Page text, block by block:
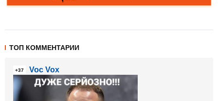
ТОП КОММЕНТАРИИ
+37 Voc Vox